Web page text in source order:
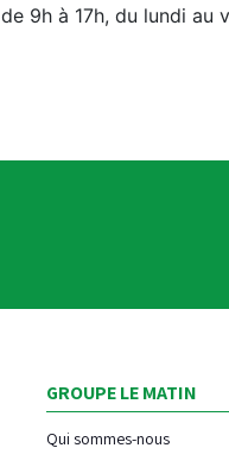
9h à 17h, du lundi au
GROUPE LE MATIN
Qui sommes-nous